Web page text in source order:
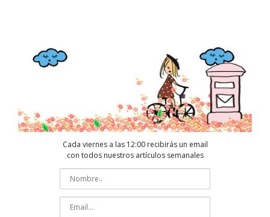
Cada viernes a las 12:00 recibirás un email
con todos nuestros artículos semanales